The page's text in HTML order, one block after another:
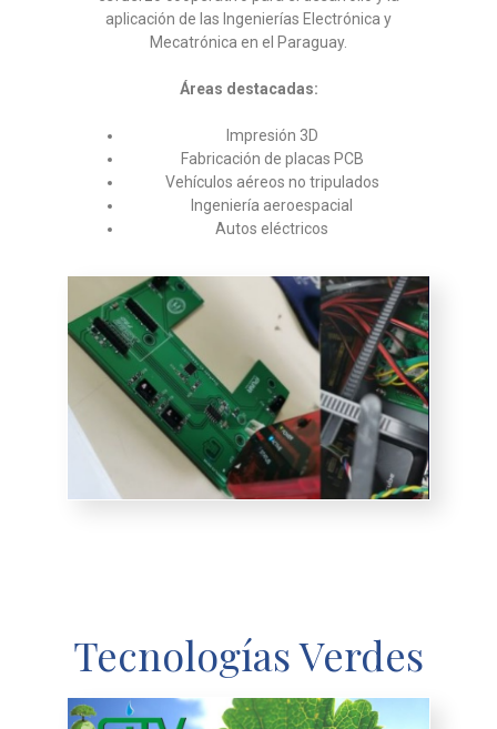
aplicación de las Ingenierías Electrónica y
Mecatrónica en el Paraguay.
Áreas destacadas:
Impresión 3D
Fabricación de placas PCB
Vehículos aéreos no tripulados
Ingeniería aeroespacial
Autos eléctricos
Tecnologías Verdes